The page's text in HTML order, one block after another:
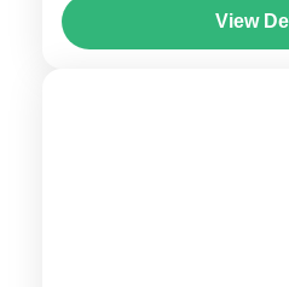
を伸ばして小旅行する
す。王宮文化で有名な
絶景スポットが数々あ
View